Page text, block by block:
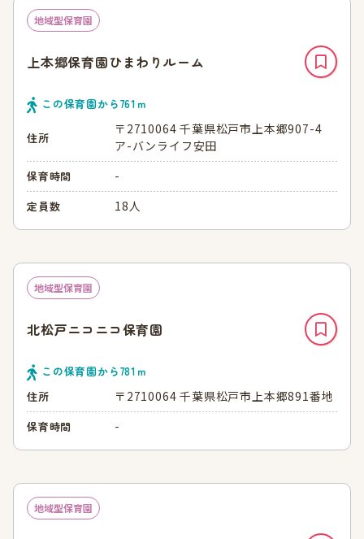
地域型保育園
上本郷保育園ひまわりルーム
この保育園から761 ｍ
住所
〒2710064 千葉県松戸市上本郷907-4
ア-バンライフ安田
保育時間 -
定員数 18人
地域型保育園
北松戸ニコニコ保育園
この保育園から781 ｍ
住所
〒2710064 千葉県松戸市上本郷891番地
保育時間 -
地域型保育園